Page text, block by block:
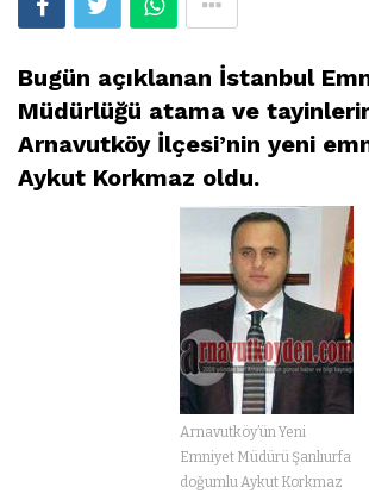
Bugün açıklanan İstanbul
Müdürlüğü atama ve
Arnavutköy İlçesi’nin yeni
Aykut Korkmaz oldu.
Arnavutköy’ün Yeni
Emniyet Müdürü Şanlıurfa
doğumlu Aykut Korkmaz